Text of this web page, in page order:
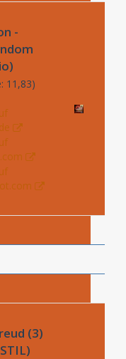
-
11,83)
(3)